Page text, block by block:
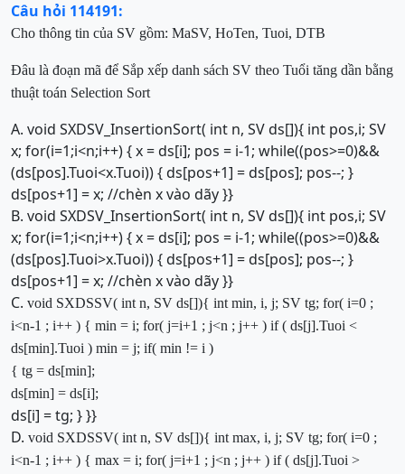
Câu hỏi 114191:
Cho thông tin của SV gồm: MaSV, HoTen, Tuoi, DTB
Đâu là đoạn mã để Sắp xếp danh sách SV theo Tuổi tăng dần bằng
thuật toán Selection Sort
A. void SXDSV_InsertionSort( int n, SV ds[]){ int pos,i; SV
x; for(i=1;i<n;i++) { x = ds[i]; pos = i-1; while((pos>=0)&&
(ds[pos].Tuoi<x.Tuoi)) { ds[pos+1] = ds[pos]; pos--; }
ds[pos+1] = x; //chèn x vào dãy }}
B. void SXDSV_InsertionSort( int n, SV ds[]){ int pos,i; SV
x; for(i=1;i<n;i++) { x = ds[i]; pos = i-1; while((pos>=0)&&
(ds[pos].Tuoi>x.Tuoi)) { ds[pos+1] = ds[pos]; pos--; }
ds[pos+1] = x; //chèn x vào dãy }}
C. void SXDSSV( int n, SV ds[]){ int min, i, j; SV tg; for( i=0 ;
i<n-1 ; i++ ) { min = i; for( j=i+1 ; j<n ; j++ ) if( ds[j].Tuoi <
ds[min].Tuoi ) min = j; if( min != i )
{ tg = ds[min];
ds[min] = ds[i];
ds[i] = tg; } }}
D. void SXDSSV( int n, SV ds[]){ int max, i, j; SV tg; for( i=0 ;
i<n-1 ; i++ ) { max = i; for( j=i+1 ; j<n ; j++ ) if( ds[j].Tuoi >